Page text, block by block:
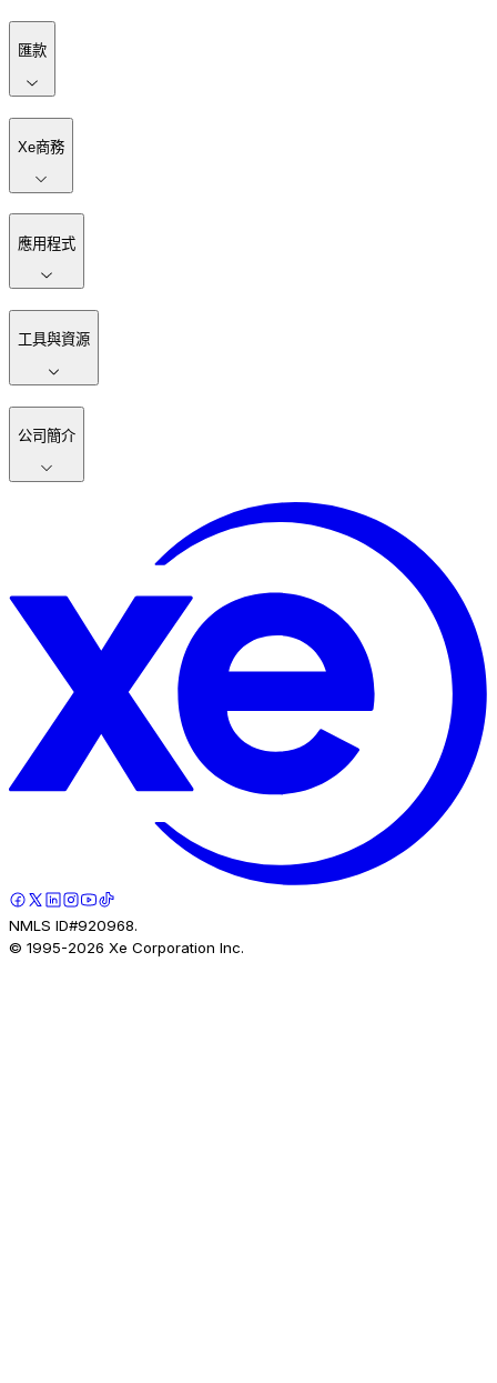
匯款
Xe商務
應用程式
工具與資源
公司簡介
NMLS ID#920968.
© 1995-2026 Xe Corporation Inc.